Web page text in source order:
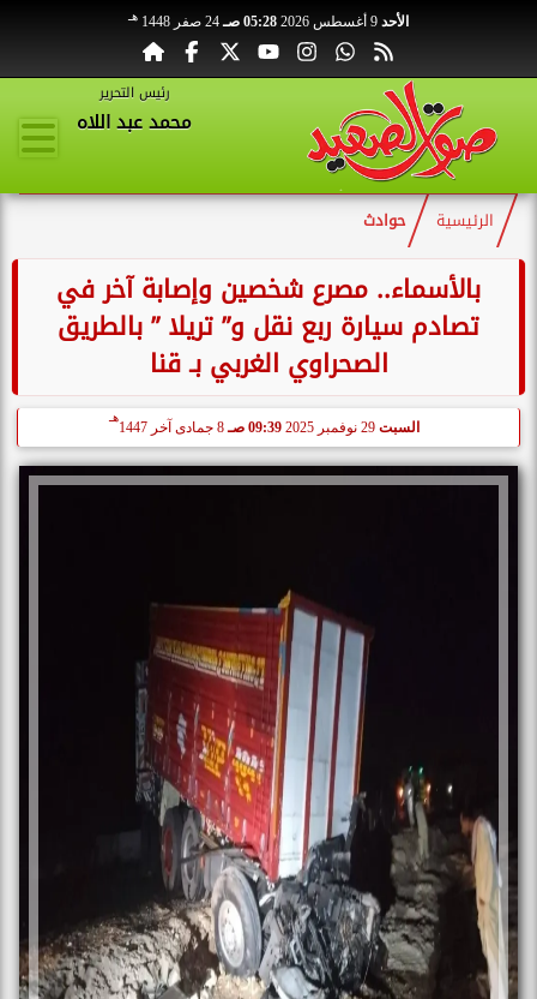
الأحد 05:28 صـ 24 صفر 1448 هـ
رئيس التحرير
محمد عبد اللاه
الرئيسية حوادث
بالأسماء.. مصرع شخصين وإصابة آخر في
تصادم سيارة ربع نقل و” تريلا ” بالطريق
الصحراوي الغربي بـ قنا
السبت 29 نوفمبر 2025 09:39 صـ 8 جمادى آخر 1447
هـ